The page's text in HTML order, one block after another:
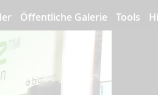
Öffentliche Galerie Tools